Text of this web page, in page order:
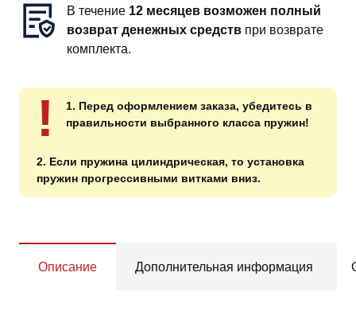
В течение 12 месяцев возможен полный
возврат денежных средств при возврате
комплекта.
!
1. Перед оформлением заказа, убедитесь в
правильности выбранного класса пружин!
2. Если пружина цилиндрическая, то установка
пружин прогрессивными витками вниз.
Описание Дополнительная информация